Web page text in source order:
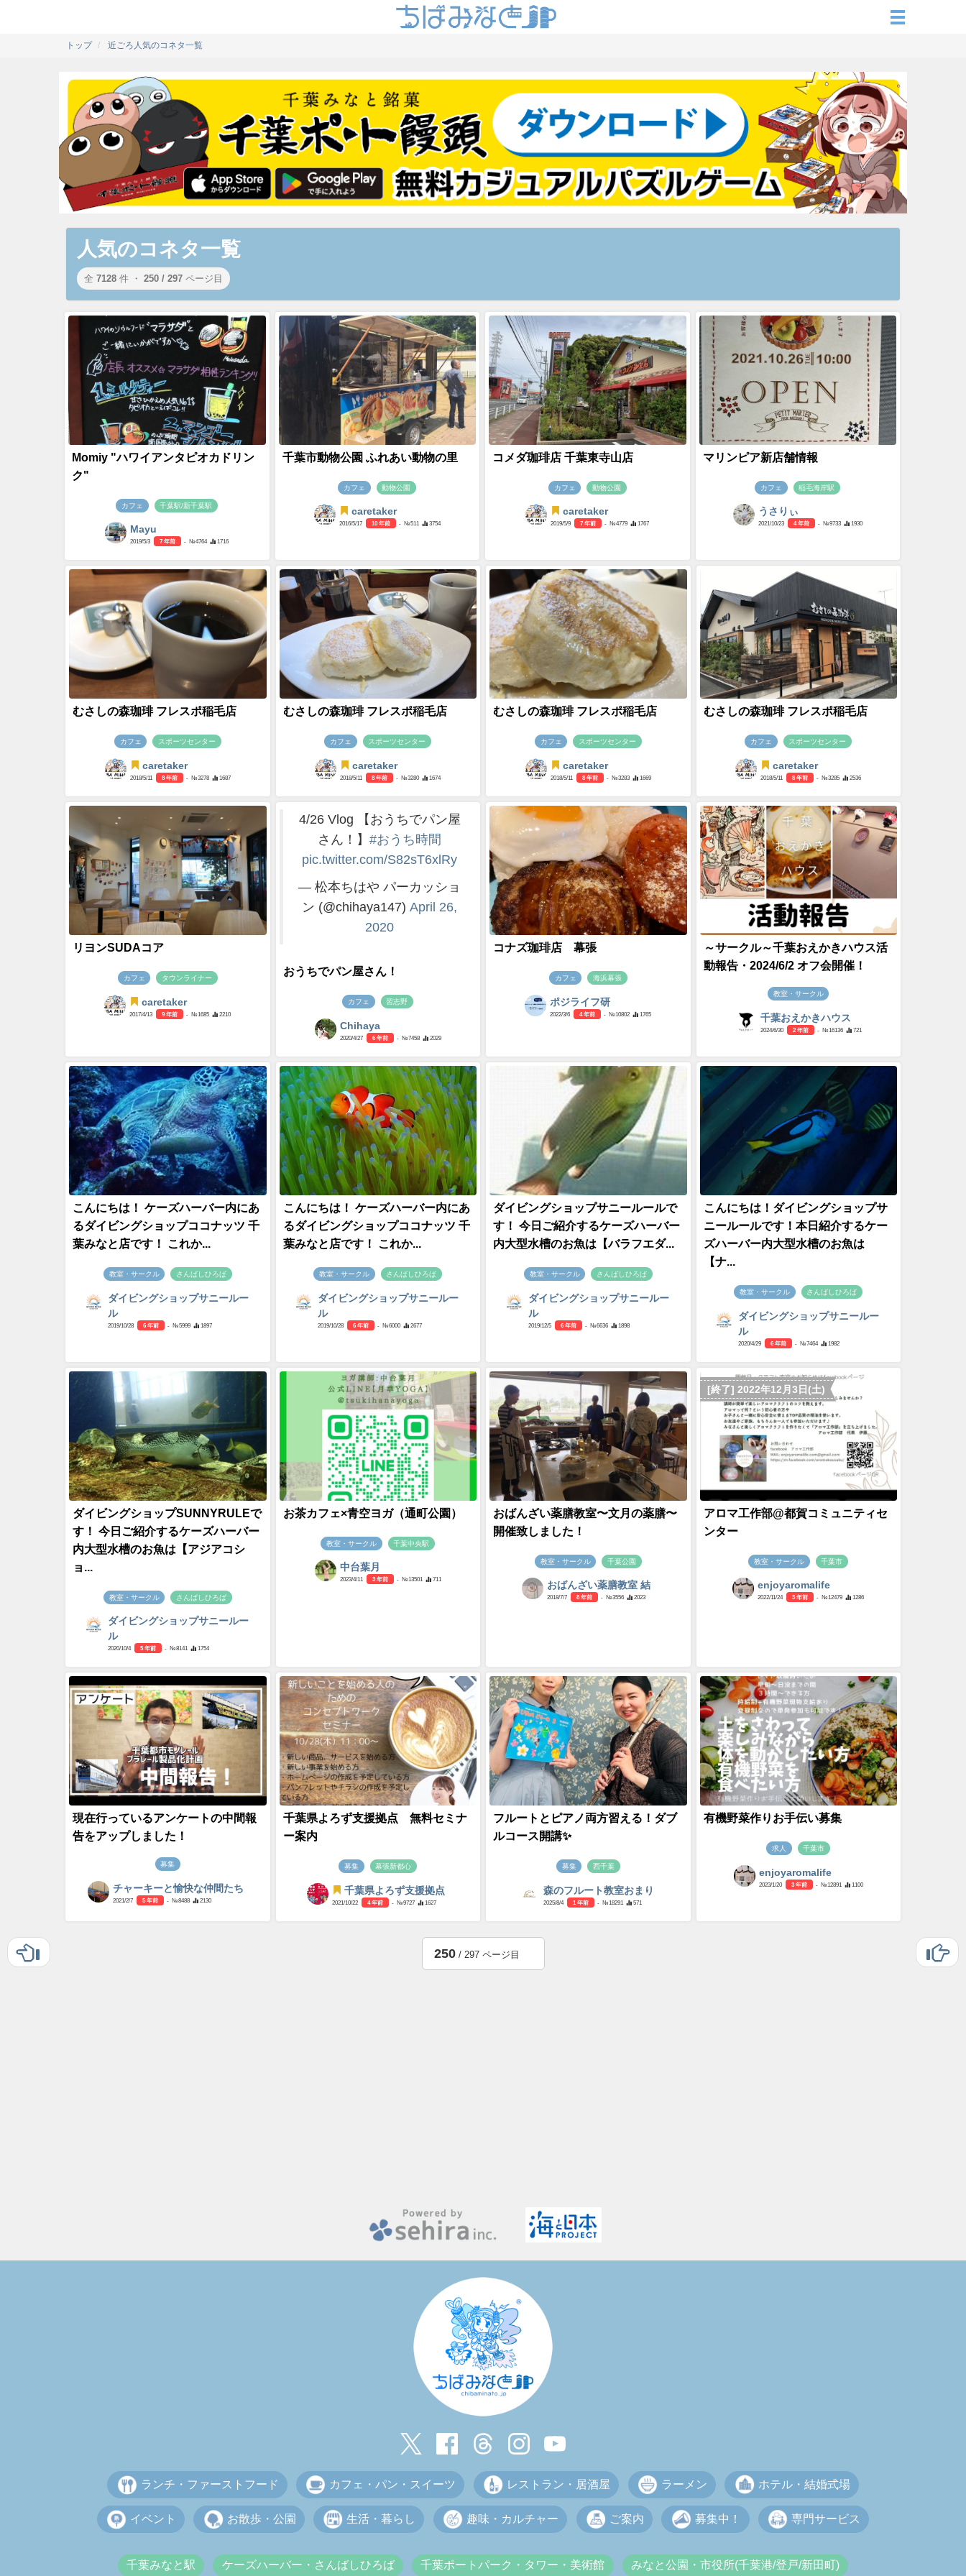
トップ 近ごろ人気のコネタ一覧
人気のコネタ一覧
全 7128 件 ・ 250 / 297 ページ目
Momiy "ハワイアンタピオカドリン
ク"
カフェ 千葉駅/新千葉駅
Mayu
2019/5/3 7 年前 - №4764 1716
千葉市動物公園 ふれあい動物の里
カフェ 動物公園
caretaker
2016/5/17 10 年前 - №511 3754
コメダ珈琲店 千葉東寺山店
カフェ 動物公園
caretaker
2019/5/9 7 年前 - №4779 1767
マリンピア新店舗情報
カフェ 稲毛海岸駅
うさりぃ
2021/10/23 4 年前 - №9733 1930
むさしの森珈琲 フレスポ稲毛店
カフェ スポーツセンター
caretaker
2018/5/11 8 年前 - №3278 1687
むさしの森珈琲 フレスポ稲毛店
カフェ スポーツセンター
caretaker
2018/5/11 8 年前 - №3280 1674
むさしの森珈琲 フレスポ稲毛店
カフェ スポーツセンター
caretaker
2018/5/11 8 年前 - №3283 1669
むさしの森珈琲 フレスポ稲毛店
カフェ スポーツセンター
caretaker
2018/5/11 8 年前 - №3285 2536
リヨンSUDAコア
カフェ タウンライナー
caretaker
2017/4/13 9 年前 - №1685 2210
4/26 Vlog 【おうちでパン屋
さん！】#おうち時間
pic.twitter.com/S82sT6xlRy
— 松本ちはや パーカッショ
ン (@chihaya147)April 26,
2020
おうちでパン屋さん！
カフェ 習志野
Chihaya
2020/4/27 6 年前 - №7458 2029
コナズ珈琲店 幕張
カフェ 海浜幕張
ポジライフ研
2022/3/6 4 年前 - №10802 1765
～サークル～千葉おえかきハウス活
動報告・2024/6/2 オフ会開催！
教室・サークル
千葉おえかきハウス
2024/6/30 2 年前 - №16136 721
こんにちは！ ケーズハーバー内にあ
るダイビングショップココナッツ 千
葉みなと店です！ これか...
教室・サークル さんばしひろば
ダイビングショップサニールー
ル
2019/10/28 6 年前 - №5999 1897
こんにちは！ ケーズハーバー内にあ
るダイビングショップココナッツ 千
葉みなと店です！ これか...
教室・サークル さんばしひろば
ダイビングショップサニールー
ル
2019/10/28 6 年前 - №6000 2677
ダイビングショップサニールールで
す！ 今日ご紹介するケーズハーバー
内大型水槽のお魚は【バラフエダ...
教室・サークル さんばしひろば
ダイビングショップサニールー
ル
2019/12/5 6 年前 - №6636 1898
こんにちは！ダイビングショップサ
ニールールです！本日紹介するケー
ズハーバー内大型水槽のお魚は
【ナ...
教室・サークル さんばしひろば
ダイビングショップサニールー
ル
2020/4/29 6 年前 - №7464 1982
ダイビングショップSUNNYRULEで
す！ 今日ご紹介するケーズハーバー
内大型水槽のお魚は【アジアコシ
ョ...
教室・サークル さんばしひろば
ダイビングショップサニールー
ル
2020/10/4 5 年前 - №8141 1754
お茶カフェ×青空ヨガ（通町公園）
教室・サークル 千葉中央駅
中台葉月
2023/4/11 3 年前 - №13501 711
おばんざい薬膳教室〜文月の薬膳〜
開催致しました！
教室・サークル 千葉公園
おばんざい薬膳教室 結
2018/7/7 8 年前 - №3556 2023
[終了] 2022年12月3日(土)
アロマ工作部@都賀コミュニティセ
ンター
教室・サークル 千葉市
enjoyaromalife
2022/11/24 3 年前 - №12479 1286
現在行っているアンケートの中間報
告をアップしました！
募集
チャーキーと愉快な仲間たち
2021/2/7 5 年前 - №8488 2130
千葉県よろず支援拠点 無料セミナ
ー案内
募集 幕張新都心
千葉県よろず支援拠点
2021/10/22 4 年前 - №9727 1627
フルートとピアノ両方習える！ダブ
ルコース開講✨
募集 西千葉
森のフルート教室おまり
2025/8/4 1 年前 - №18291 571
有機野菜作りお手伝い募集
求人 千葉市
enjoyaromalife
2023/1/20 3 年前 - №12891 1100
250/ 297 ページ目
ランチ・ファーストフード カフェ・パン・スイーツ レストラン・居酒屋 ラーメン ホテル・結婚式場
イベント お散歩・公園 生活・暮らし 趣味・カルチャー ご案内 募集中！ 専門サービス
千葉みなと駅 ケーズハーバー・さんばしひろば 千葉ポートパーク・タワー・美術館 みなと公園・市役所(千葉港/登戸/新田町)